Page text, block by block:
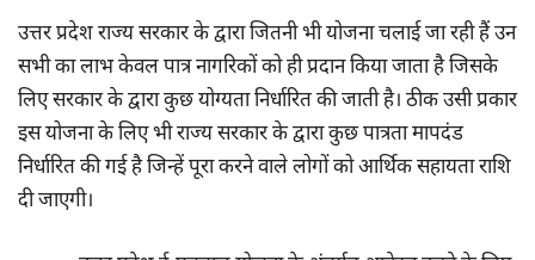
उत्तर प्रदेश राज्य सरकार के द्वारा जितनी भी योजना चलाई जा रही हैं उन
सभी का लाभ केवल पात्र नागरिकों को ही प्रदान किया जाता है जिसके
लिए सरकार के द्वारा कुछ योग्यता निर्धारित की जाती है। ठीक उसी प्रकार
इस योजना के लिए भी राज्य सरकार के द्वारा कुछ पात्रता मापदंड
निर्धारित की गई है जिन्हें पूरा करने वाले लोगों को आर्थिक सहायता राशि
दी जाएगी।